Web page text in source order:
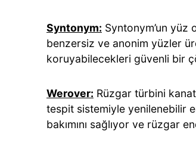
Syntonym: Syntonym’un yüz
benzersiz ve anonim yüzler
koruyabilecekleri güvenli bir
Werover: Rüzgar türbini
tespit sistemiyle yenilenebilir
bakımını sağlıyor ve rüzgar